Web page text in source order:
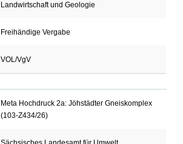
Landwirtschaft und Geologie
Freihändige Vergabe
VOL/VgV
Meta Hochdruck 2a: Jöhstädter Gneiskomplex
(103-Z434/26)